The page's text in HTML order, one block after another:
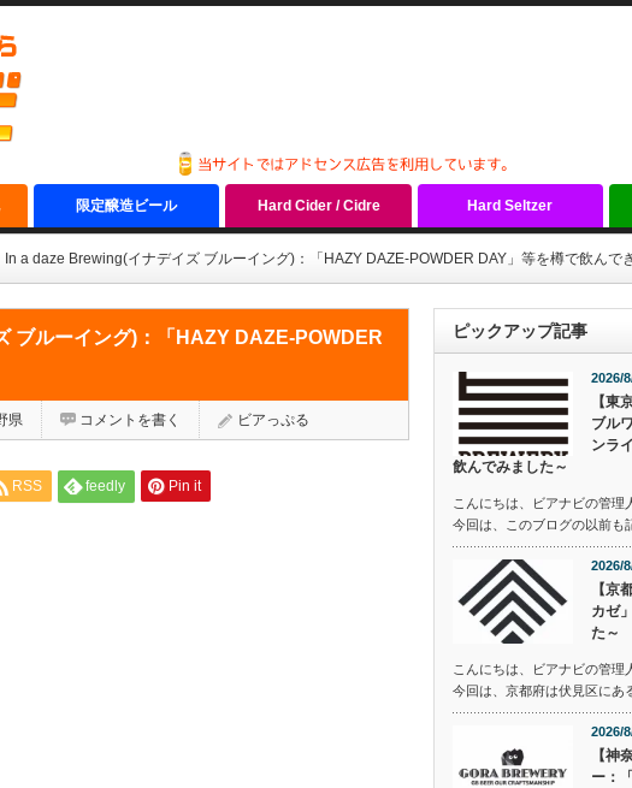
限定醸造ビール Hard Cider / Cidre Hard Seltzer
In a daze Brewing(イナデイズ ブルーイング)：「HAZY DAZE-POWDER DAY」等を樽で飲んで
ブルーイング)：「HAZY DAZE-POWDER
県 コメントを書く ビアっぷる
RSS feedly Pin it
ピックアップ記事
2026/
【東
ブル
ンラ
飲んでみました～
こんにちは、ビアナビの管理
今回は、このブログの以前も
2026/
【京
カゼ
た～
こんにちは、ビアナビの管理
今回は、京都府は伏見区にあ
2026/
【神
ー：